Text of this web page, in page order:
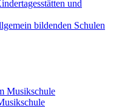
und
bildenden Schulen
Musikschule